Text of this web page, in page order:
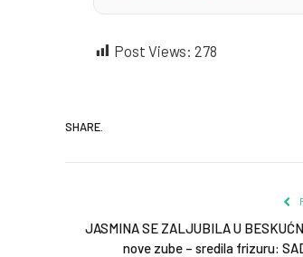
Post Views: 278
SHARE.
JASMINA SE ZALJUBILA U
nove zube – sredila frizuru: